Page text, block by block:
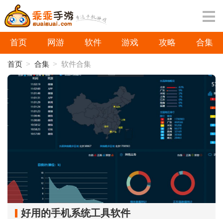
首页 网游 软件 游戏 攻略 合集
首页 > 合集 > 软件合集
好用的手机系统工具软件